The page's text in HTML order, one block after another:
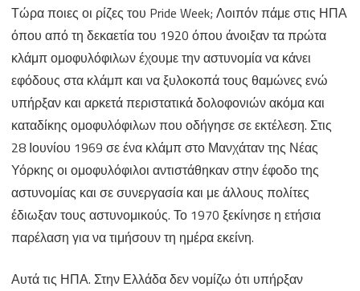
Τώρα ποιες οι ρίζες του Pride Week; Λοιπόν πάμε στις ΗΠΑ
όπου από τη δεκαετία του 1920 όπου άνοιξαν τα πρώτα
κλάμπ ομοφυλόφιλων έχουμε την αστυνομία να κάνει
εφόδους στα κλάμπ και να ξυλοκοπά τους θαμώνες ενώ
υπήρξαν και αρκετά περιστατικά δολοφονιών ακόμα και
καταδίκης ομοφυλόφιλων που οδήγησε σε εκτέλεση. Στις
28 Ιουνίου 1969 σε ένα κλάμπ στο Μανχάταν της Νέας
Υόρκης οι ομοφυλόφιλοι αντιστάθηκαν στην έφοδο της
αστυνομίας και σε συνεργασία και με άλλους πολίτες
έδιωξαν τους αστυνομικούς. Το 1970 ξεκίνησε η ετήσια
παρέλαση για να τιμήσουν τη ημέρα εκείνη.
Αυτά τις ΗΠΑ. Στην Ελλάδα δεν νομίζω ότι υπήρξαν